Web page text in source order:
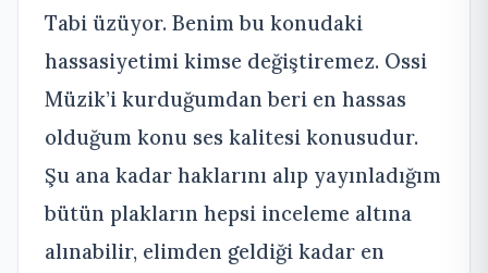
Tabi üzüyor. Benim bu konudaki
hassasiyetimi kimse değiştiremez. Ossi
Müzik’i kurduğumdan beri en hassas
olduğum konu ses kalitesi konusudur.
Şu ana kadar haklarını alıp yayınladığım
bütün plakların hepsi inceleme altına
alınabilir, elimden geldiği kadar en